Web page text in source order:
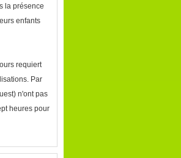
la présence
enfants
requiert
Par
n'ont pas
heures pour